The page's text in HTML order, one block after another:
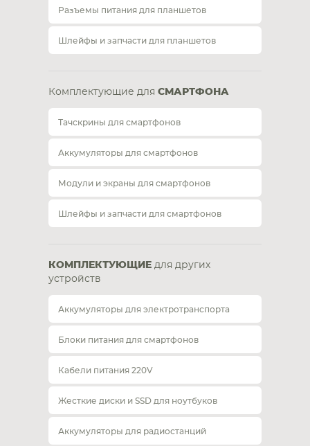
Разъемы питания для планшетов
Шлейфы и запчасти для планшетов
Комплектующие для СМАРТФОНА
Тачскрины для смартфонов
Аккумуляторы для смартфонов
Модули и экраны для смартфонов
Шлейфы и запчасти для смартфонов
КОМПЛЕКТУЮЩИЕ для других
устройств
Аккумуляторы для электротранспорта
Блоки питания для смартфонов
Кабели питания 220V
Жесткие диски и SSD для ноутбуков
Аккумуляторы для радиостанций